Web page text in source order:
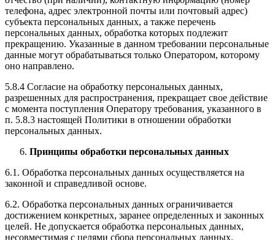
телефона, адрес электронной почты или почтовый адрес)
субъекта персональных данных, а также перечень
персональных данных, обработка которых подлежит
прекращению. Указанные в данном требовании персональные
данные могут обрабатываться только Оператором, которому
оно направлено.
5.8.4 Согласие на обработку персональных данных,
разрешенных для распространения, прекращает свое действие
с момента поступления Оператору требования, указанного в
п. 5.8.3 настоящей Политики в отношении обработки
персональных данных.
Принципы обработки персональных данных
6.1. Обработка персональных данных осуществляется на
законной и справедливой основе.
6.2. Обработка персональных данных ограничивается
достижением конкретных, заранее определенных и законных
целей. Не допускается обработка персональных данных,
несовместимая с целями сбора персональных данных.